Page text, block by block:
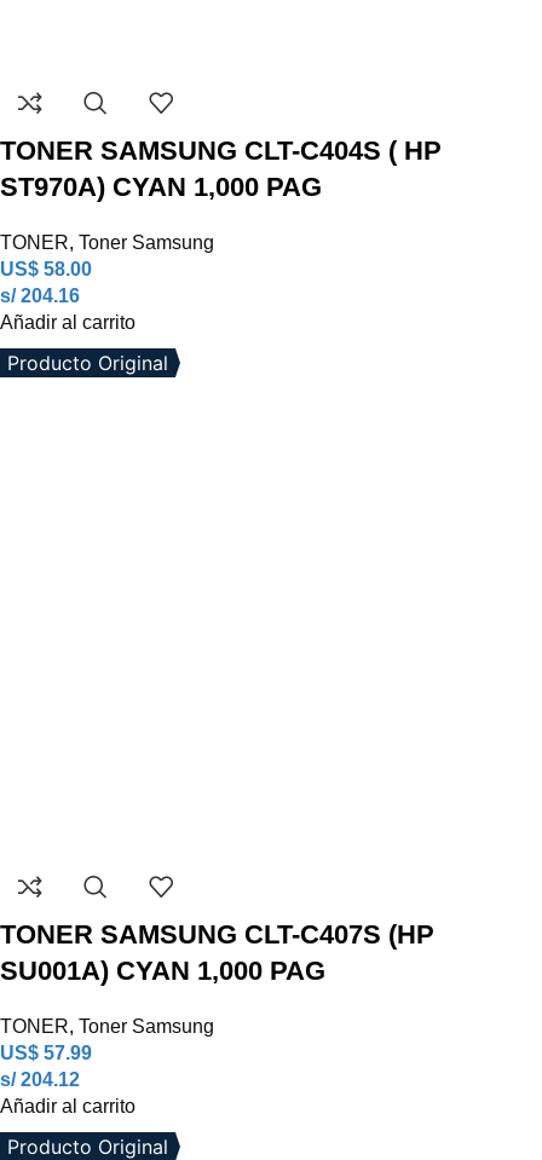
TONER SAMSUNG CLT-C404S ( HP
ST970A) CYAN 1,000 PAG
TONER, Toner Samsung
US$ 58.00
s/ 204.16
Añadir al carrito
Producto Original
TONER SAMSUNG CLT-C407S (HP
SU001A) CYAN 1,000 PAG
TONER, Toner Samsung
US$ 57.99
s/ 204.12
Añadir al carrito
Producto Original